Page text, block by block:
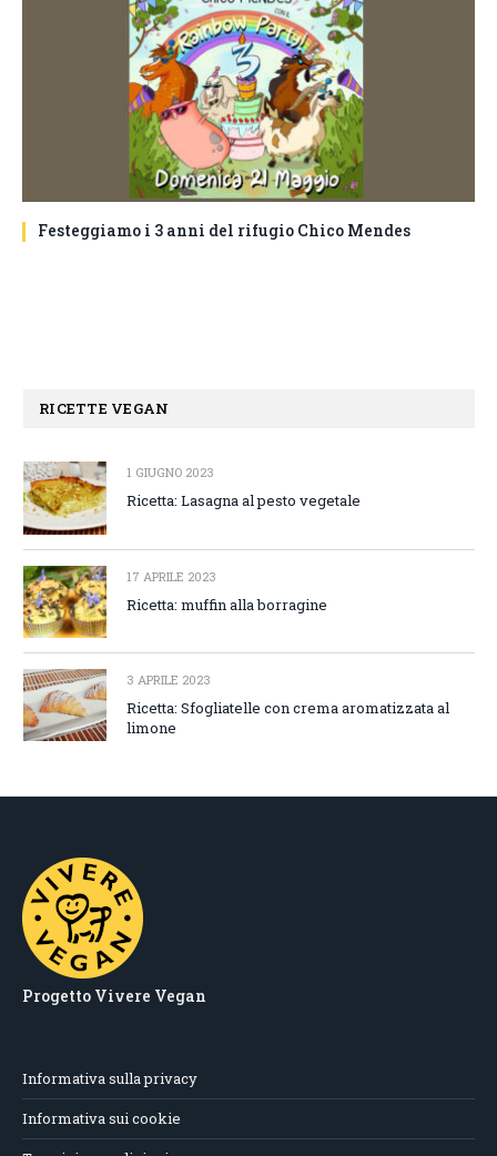
Festeggiamo i 3 anni del rifugio Chico Mendes
RICETTE VEGAN
1 GIUGNO 2023
Ricetta: Lasagna al pesto vegetale
17 APRILE 2023
Ricetta: muffin alla borragine
3 APRILE 2023
Ricetta: Sfogliatelle con crema aromatizzata al
limone
Progetto Vivere Vegan
Informativa sulla privacy
Informativa sui cookie